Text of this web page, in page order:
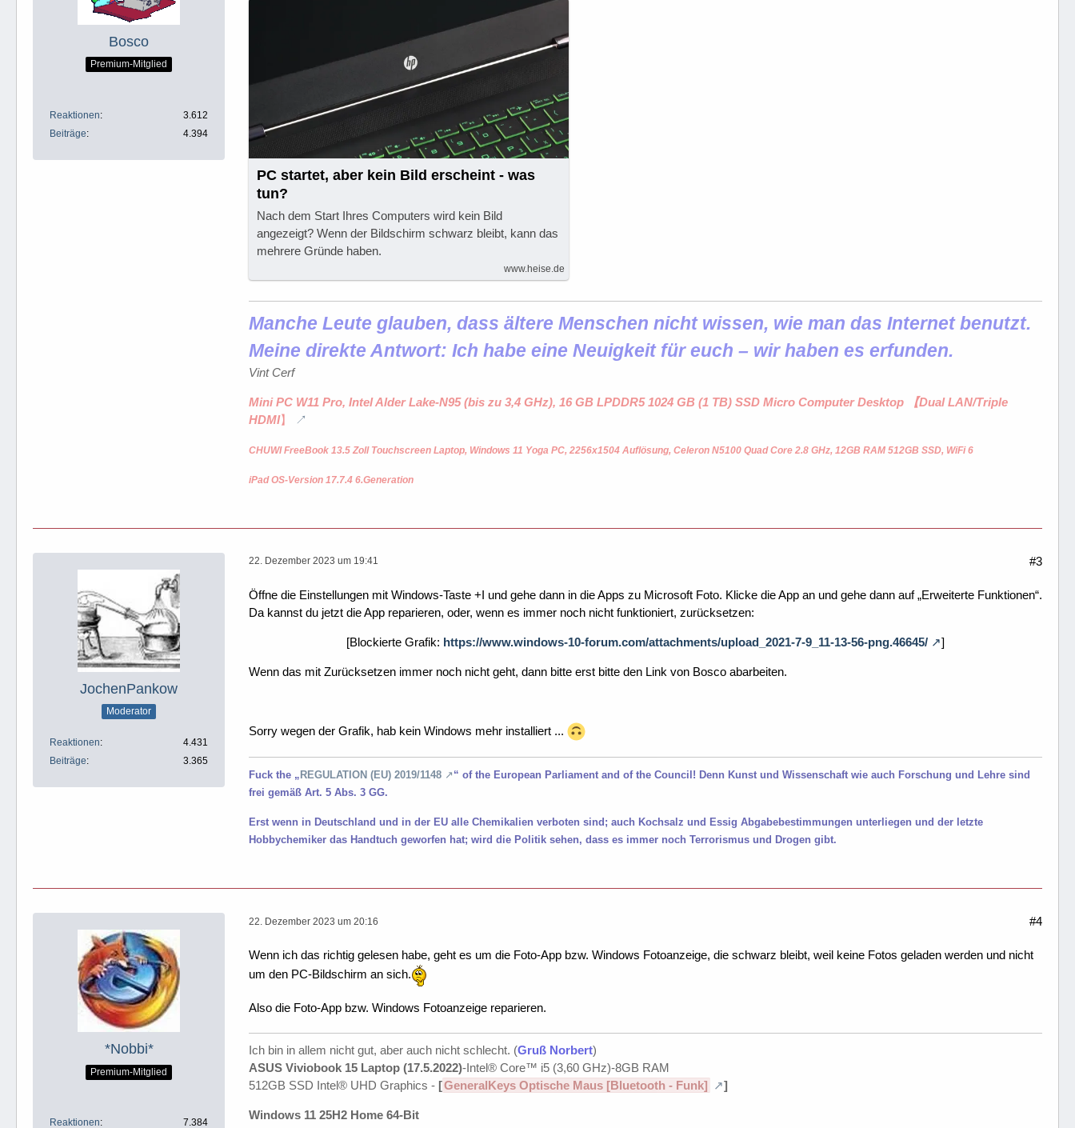
Bosco
Premium-Mitglied
Reaktionen
3.612
Beiträge
4.394
PC startet, aber kein Bild erscheint - was
tun?
Nach dem Start Ihres Computers wird kein Bild
angezeigt? Wenn der Bildschirm schwarz bleibt, kann das
mehrere Gründe haben.
www.heise.de
Manche Leute glauben, dass ältere Menschen nicht wissen, wie man das Internet benutzt.
Meine direkte Antwort: Ich habe eine Neuigkeit für euch – wir haben es erfunden.
Vint Cerf
Mini PC W11 Pro, Intel Alder Lake-N95 (bis zu 3,4 GHz), 16 GB LPDDR5 1024 GB (1 TB) SSD Micro Computer Desktop 【Dual LAN/Triple
HDMI】
CHUWI FreeBook 13.5 Zoll Touchscreen Laptop, Windows 11 Yoga PC, 2256x1504 Auflösung, Celeron N5100 Quad Core 2.8 GHz, 12GB RAM 512GB SSD, WiFi 6
iPad OS-Version 17.7.4 6.Generation
JochenPankow
Moderator
Reaktionen
4.431
Beiträge
3.365
22. Dezember 2023 um 19:41 #3
Öffne die Einstellungen mit Windows-Taste +I und gehe dann in die Apps zu Microsoft Foto. Klicke die App an und gehe dann auf „Erweiterte Funktionen“.
Da kannst du jetzt die App reparieren, oder, wenn es immer noch nicht funktioniert, zurücksetzen:
[Blockierte Grafik: https://www.windows-10-forum.com/attachments/upload_2021-7-9_11-13-56-png.46645/ ]
Wenn das mit Zurücksetzen immer noch nicht geht, dann bitte erst bitte den Link von Bosco abarbeiten.
Sorry wegen der Grafik, hab kein Windows mehr installiert ...
Fuck the „ REGULATION (EU) 2019/1148
“ of the European Parliament and of the Council! Denn Kunst und Wissenschaft wie auch Forschung und Lehre sind
frei gemäß Art. 5 Abs. 3 GG.
Erst wenn in Deutschland und in der EU alle Chemikalien verboten sind; auch Kochsalz und Essig Abgabebestimmungen unterliegen und der letzte
Hobbychemiker das Handtuch geworfen hat; wird die Politik sehen, dass es immer noch Terrorismus und Drogen gibt.
*Nobbi*
Premium-Mitglied
Reaktionen 7.384
22. Dezember 2023 um 20:16 #4
Wenn ich das richtig gelesen habe, geht es um die Foto-App bzw. Windows Fotoanzeige, die schwarz bleibt, weil keine Fotos geladen werden und nicht
um den PC-Bildschirm an sich.
Also die Foto-App bzw. Windows Fotoanzeige reparieren.
Ich bin in allem nicht gut, aber auch nicht schlecht. (Gruß Norbert)
ASUS Viviobook 15 Laptop (17.5.2022)-Intel® Core™ i5 (3,60 GHz)-8GB RAM
512GB SSD Intel® UHD Graphics - [GeneralKeys Optische Maus [Bluetooth - Funk] ]
Windows 11 25H2 Home 64-Bit